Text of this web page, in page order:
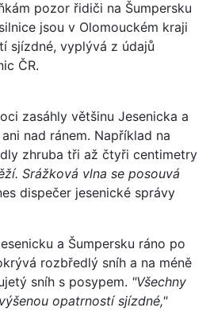
pozor řidiči na Šumpersku
jsou v Olomouckém kraji
sjízdné, vyplývá z údajů
ČR.
zasáhly většinu Jesenicka a
nad ránem. Například na
zhruba tři až čtyři centimetry
Srážková vlna se posouvá
dispečer jesenické správy
a Šumpersku ráno po
rozbředlý sníh a na méně
sníh s posypem. "Všechny
opatrností sjízdné,"